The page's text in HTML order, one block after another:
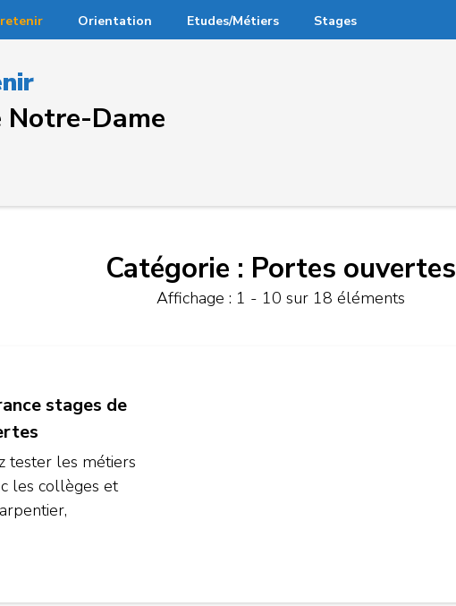
Orientation Etudes/Métiers Stages
Notre-Dame
Catégorie : Portes ouvertes
Affichage : 1 - 10 sur 18 éléments
stages de
tester les métiers
les collèges et